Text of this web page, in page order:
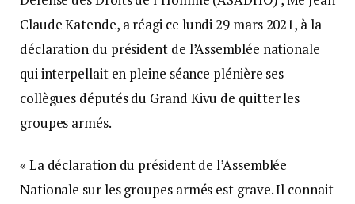
Claude Katende, a réagi ce lundi 29 mars 2021, à la
déclaration du président de l’Assemblée nationale
qui interpellait en pleine séance plénière ses
collègues députés du Grand Kivu de quitter les
groupes armés.
« La déclaration du président de l’Assemblée
Nationale sur les groupes armés est grave. Il connait